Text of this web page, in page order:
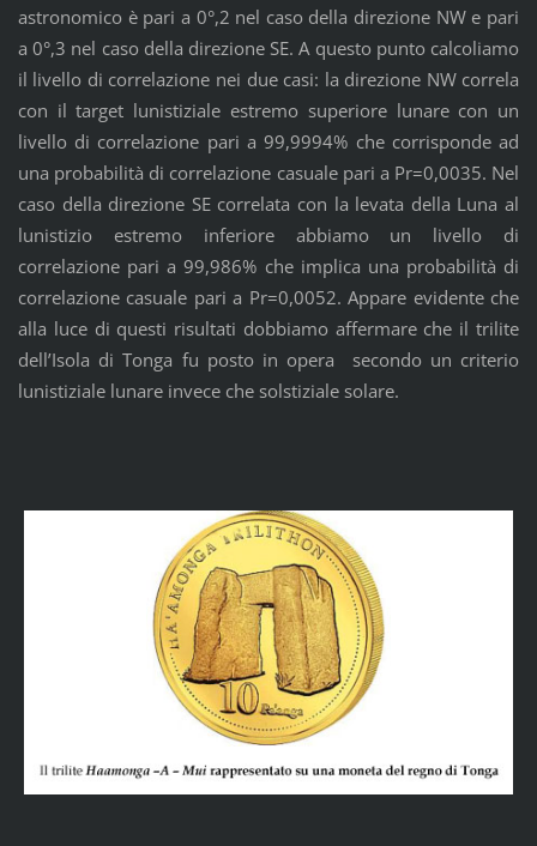
astronomico è pari a 0°,2 nel caso della direzione NW e pari
a 0°,3 nel caso della direzione SE. A questo punto calcoliamo
il livello di correlazione nei due casi: la direzione NW correla
con il target lunistiziale estremo superiore lunare con un
livello di correlazione pari a 99,9994% che corrisponde ad
una probabilità di correlazione casuale pari a Pr=0,0035. Nel
caso della direzione SE correlata con la levata della Luna al
lunistizio estremo inferiore abbiamo un livello di
correlazione pari a 99,986% che implica una probabilità di
correlazione casuale pari a Pr=0,0052. Appare evidente che
alla luce di questi risultati dobbiamo affermare che il trilite
dell’Isola di Tonga fu posto in opera secondo un criterio
lunistiziale lunare invece che solstiziale solare.